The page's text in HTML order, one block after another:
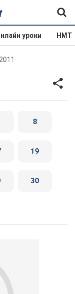
уроки НМТ
8
19
30